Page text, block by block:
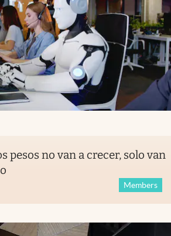
pesos no van a crecer, solo van
Members